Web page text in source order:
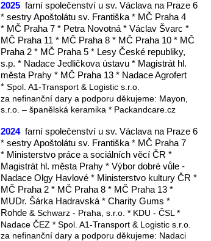
2025 farní společenství u sv. Václava na Praze 6
* sestry Apoštolátu sv. Františka * MČ Praha 4
* MČ Praha 7 * Petra Novotná * Václav Švarc *
MČ Praha 11 * MČ Praha 8 * MČ Praha 10 * MČ
Praha 2 * MČ Praha 5 * Lesy České republiky,
s.p. * Nadace Jedličkova ústavu * Magistrát hl.
města Prahy * MČ Praha 13 * Nadace Agrofert
* Spol. A1-Transport & Logistic s.r.o.
za nefinanční dary a podporu děkujeme: Mayon,
s.r.o. – španělská keramika * Packandcare.cz
2024 farní společenství u sv. Václava na Praze 6
* sestry Apoštolátu sv. Františka * MČ Praha 7
* Ministerstvo práce a sociálních věcí ČR *
Magistrát hl. města Prahy * Výbor dobré vůle -
Nadace Olgy Havlové * Ministerstvo kultury ČR *
MČ Praha 2 * MČ Praha 8 * MČ Praha 13 *
MUDr. Šárka Hadravská * Charity Gums *
Rohde & Schwarz - Praha, s.r.o. * KDU - ČSL *
Nadace ČEZ * Spol. A1-Transport & Logistic s.r.o.
za nefinanční dary a podporu děkujeme: Nadaci